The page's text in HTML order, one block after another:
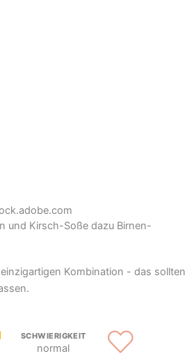
und Kirsch-Soße dazu Birnen-
Kombination - das sollten
SCHWIERIGKEIT
normal